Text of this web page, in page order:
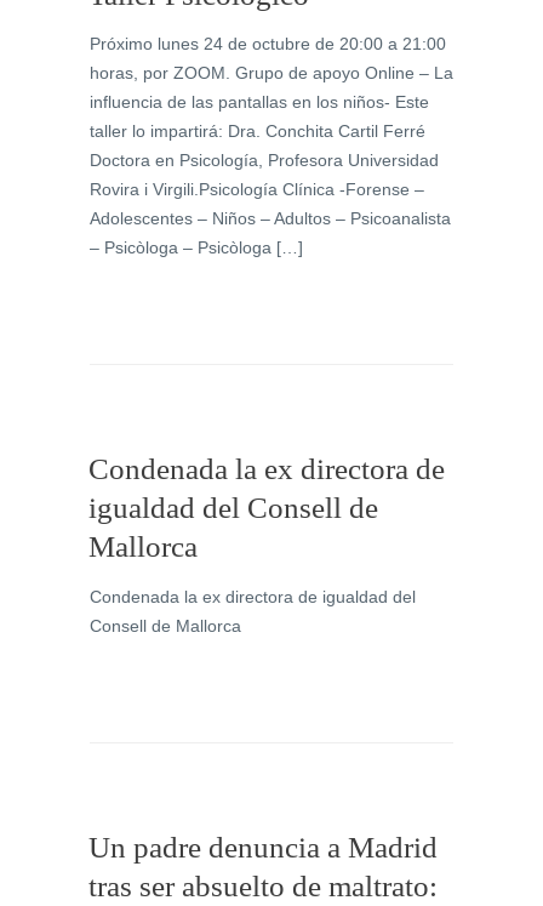
Próximo lunes 24 de octubre de 20:00 a 21:00
horas, por ZOOM. Grupo de apoyo Online – La
influencia de las pantallas en los niños- Este
taller lo impartirá: Dra. Conchita Cartil Ferré
Doctora en Psicología, Profesora Universidad
Rovira i Virgili.Psicología Clínica -Forense –
Adolescentes – Niños – Adultos – Psicoanalista
– Psicòloga – Psicòloga […]
Condenada la ex directora de
igualdad del Consell de
Mallorca
Condenada la ex directora de igualdad del
Consell de Mallorca
Un padre denuncia a Madrid
tras ser absuelto de maltrato: